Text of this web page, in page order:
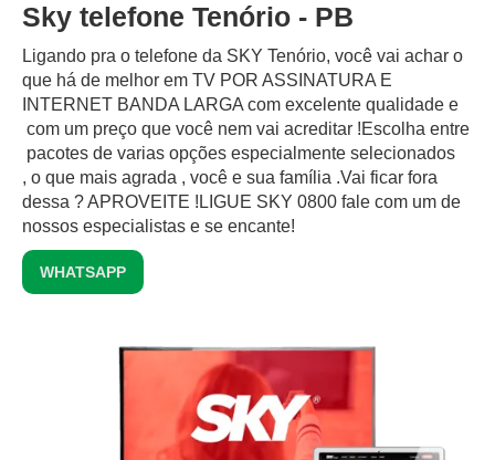
Sky telefone Tenório - PB
Ligando pra o telefone da SKY Tenório, você vai achar o
que há de melhor em TV POR ASSINATURA E
INTERNET BANDA LARGA com excelente qualidade e
com um preço que você nem vai acreditar !Escolha entre
pacotes de varias opções especialmente selecionados
, o que mais agrada , você e sua família .Vai ficar fora
dessa ? APROVEITE !LIGUE SKY 0800 fale com um de
nossos especialistas e se encante!
WHATSAPP